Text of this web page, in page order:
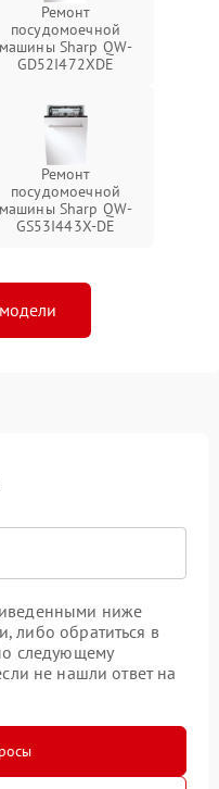
Ремонт
посудомоечной
машины Sharp QW-
GD52I472XDE
Ремонт
посудомоечной
машины Sharp QW-
GS53I443X-DE
ниже
либо обратиться в
следующему
не нашли ответ на